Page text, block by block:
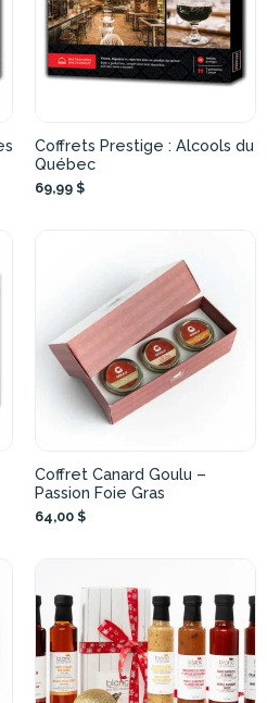
Coffrets Prestige : Alcools du
Québec
69,99 $
Coffret Canard Goulu –
Passion Foie Gras
64,00 $